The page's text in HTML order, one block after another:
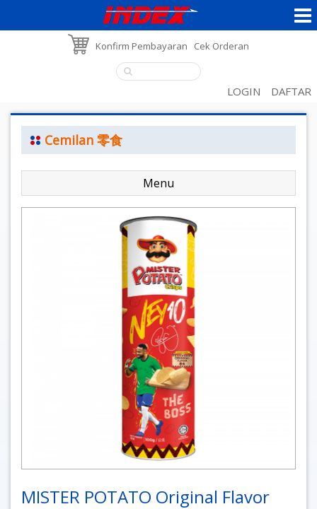
Konfirm Pembayaran Cek Orderan
LOGIN DAFTAR
Cemilan 零食
Menu
MISTER POTATO Original Flavor